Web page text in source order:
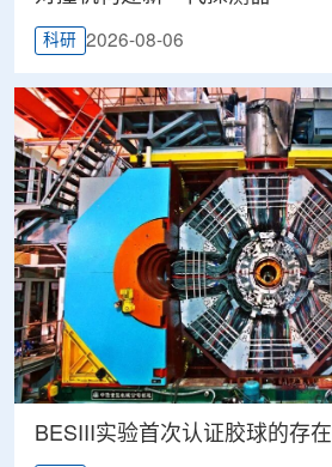
科研 2026-08-06
BESIII实验首次认证胶球的存在